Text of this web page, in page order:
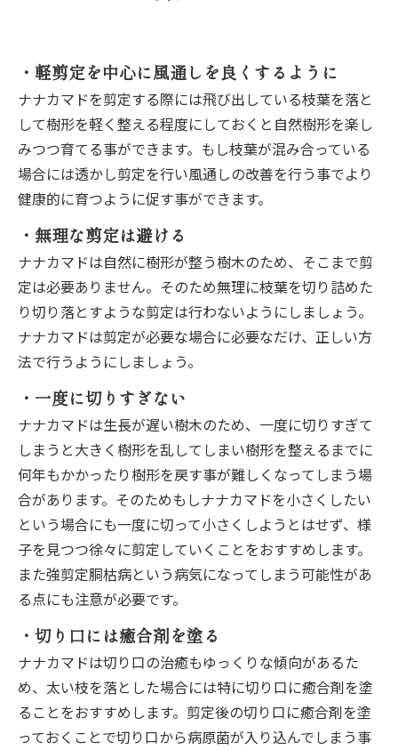
・軽剪定を中心に風通しを良くするように
ナナカマドを剪定する際には飛び出している枝葉を落と
して樹形を軽く整える程度にしておくと自然樹形を楽し
みつつ育てる事ができます。もし枝葉が混み合っている
場合には透かし剪定を行い風通しの改善を行う事でより
健康的に育つように促す事ができます。
・無理な剪定は避ける
ナナカマドは自然に樹形が整う樹木のため、そこまで剪
定は必要ありません。そのため無理に枝葉を切り詰めた
り切り落とすような剪定は行わないようにしましょう。
ナナカマドは剪定が必要な場合に必要なだけ、正しい方
法で行うようにしましょう。
・一度に切りすぎない
ナナカマドは生長が遅い樹木のため、一度に切りすぎて
しまうと大きく樹形を乱してしまい樹形を整えるまでに
何年もかかったり樹形を戻す事が難しくなってしまう場
合があります。そのためもしナナカマドを小さくしたい
という場合にも一度に切って小さくしようとはせず、様
子を見つつ徐々に剪定していくことをおすすめします。
また強剪定胴枯病という病気になってしまう可能性があ
る点にも注意が必要です。
・切り口には癒合剤を塗る
ナナカマドは切り口の治癒もゆっくりな傾向があるた
め、太い枝を落とした場合には特に切り口に癒合剤を塗
ることをおすすめします。剪定後の切り口に癒合剤を塗
っておくことで切り口から病原菌が入り込んでしまう事